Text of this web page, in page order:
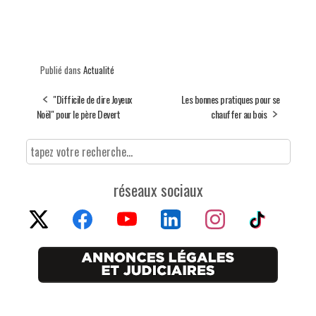
Publié dans Actualité
"Difficile de dire Joyeux
Noël" pour le père Devert
Les bonnes pratiques pour se
chauffer au bois
réseaux sociaux